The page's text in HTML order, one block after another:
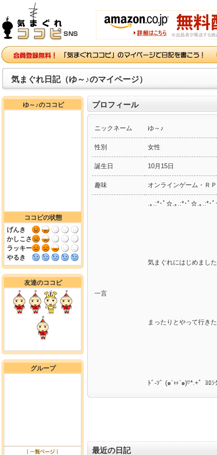
気まぐれ日記（ゆ～♪のマイページ）
ゆ～♪のココピ
ココピの状態
げんき
かしこさ
ラッキー
やるき
友達のココピ
グループ
プロフィール
ニックネーム ゆ～♪
性別 女性
誕生日 10月15日
趣味 オンラインゲーム・Ｒ
一言
.｡.:*･ﾟ☆.｡.:*･ﾟ☆.｡.:*･
気まぐれにはじめまし
まったりとやって行き
ﾄﾞ-ｿﾞ (๑´ㅂ`๑)♡*.+゜ﾖﾛｼ
最近の日記